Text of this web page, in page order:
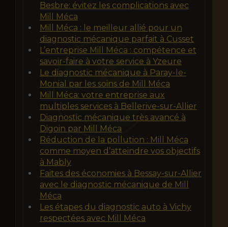
Besbre: évitez les complications avec
Mill Méca
Mill Méca : le meilleur allié pour un
diagnostic mécanique parfait à Cusset
L’entreprise Mill Méca : compétence et
savoir-faire à votre service à Yzeure
Le diagnostic mécanique à Paray-le-
Monial par les soins de Mill Méca
Mill Méca: votre entreprise aux
multiples services à Bellerive-sur-Allier
Diagnostic mécanique très avancé à
Digoin par Mill Méca
Réduction de la pollution : Mill Méca
comme moyen d’atteindre vos objectifs
à Mably
Faites des économies à Bessay-sur-Allier
avec le diagnostic mécanique de Mill
Méca
Les étapes du diagnostic auto à Vichy
respectées avec Mill Méca